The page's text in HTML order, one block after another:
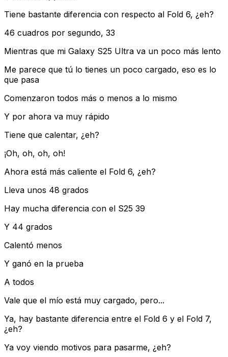
Tiene bastante diferencia con respecto al Fold 6, ¿eh?
46 cuadros por segundo, 33
Mientras que mi Galaxy S25 Ultra va un poco más lento
Me parece que tú lo tienes un poco cargado, eso es lo
que pasa
Comenzaron todos más o menos a lo mismo
Y por ahora va muy rápido
Tiene que calentar, ¿eh?
¡Oh, oh, oh, oh!
Ahora está más caliente el Fold 6, ¿eh?
Lleva unos 48 grados
Hay mucha diferencia con el S25 39
Y 44 grados
Calentó menos
Y ganó en la prueba
A todos
Vale que el mío está muy cargado, pero...
Ya, hay bastante diferencia entre el Fold 6 y el Fold 7,
¿eh?
Ya voy viendo motivos para pasarme, ¿eh?